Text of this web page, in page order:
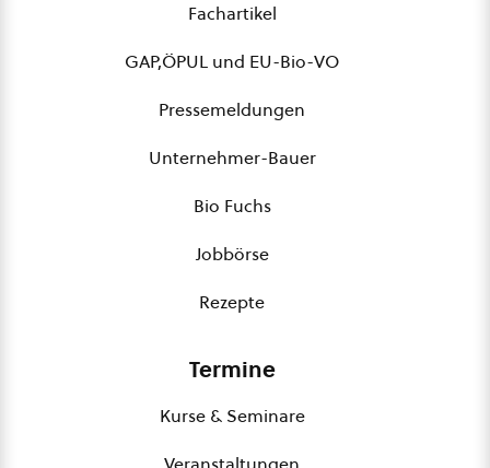
Fachartikel
GAP,ÖPUL und EU-Bio-VO
Pressemeldungen
Unternehmer-Bauer
Bio Fuchs
Jobbörse
Rezepte
Termine
Kurse & Seminare